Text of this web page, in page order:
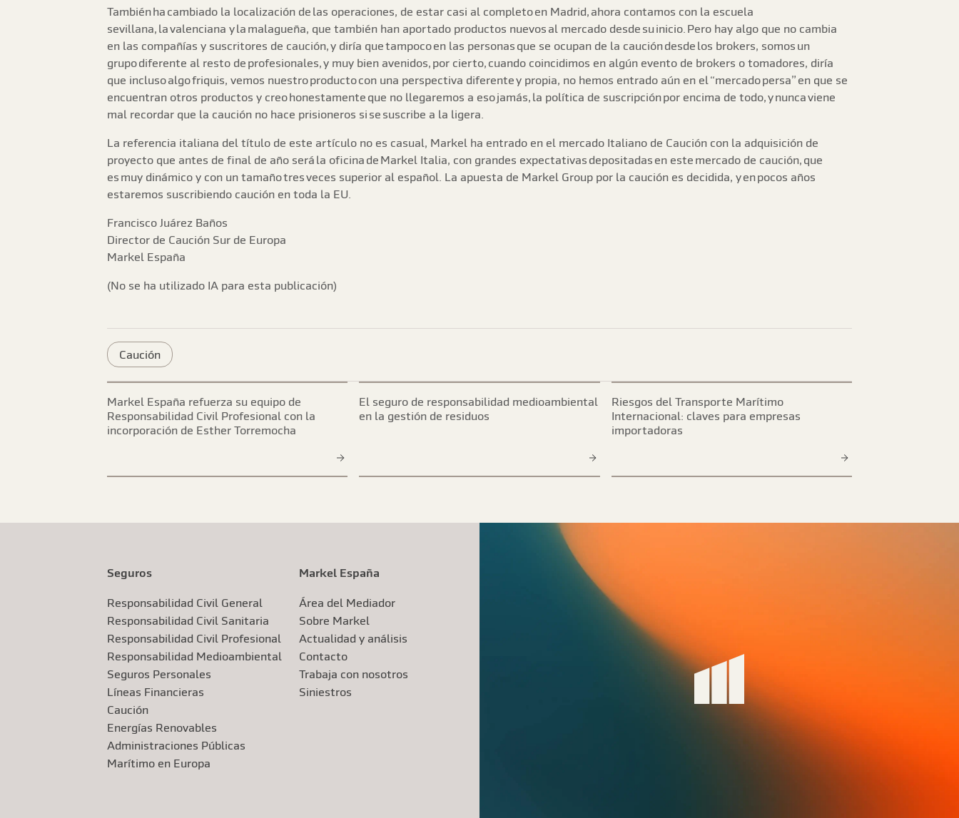
También ha cambiado la localización de las operaciones, de estar casi al completo en Madrid, ahora contamos con la escuela
sevillana, la valenciana y la malagueña, que también han aportado productos nuevos al mercado desde su inicio. Pero hay algo que no cambia
en las compañías y suscritores de caución, y diría que tampoco en las personas que se ocupan de la caución desde los brokers, somos un
grupo diferente al resto de profesionales, y muy bien avenidos, por cierto, cuando coincidimos en algún evento de brokers o tomadores, diría
que incluso algo friquis, vemos nuestro producto con una perspectiva diferente y propia, no hemos entrado aún en el “mercado persa” en que se
encuentran otros productos y creo honestamente que no llegaremos a eso jamás, la política de suscripción por encima de todo, y nunca viene
mal recordar que la caución no hace prisioneros si se suscribe a la ligera.
La referencia italiana del título de este artículo no es casual, Markel ha entrado en el mercado Italiano de Caución con la adquisición de
proyecto que antes de final de año será la oficina de Markel Italia, con grandes expectativas depositadas en este mercado de caución, que
es muy dinámico y con un tamaño tres veces superior al español. La apuesta de Markel Group por la caución es decidida, y en pocos años
estaremos suscribiendo caución en toda la EU.
Francisco Juárez Baños
Director de Caución Sur de Europa
Markel España
(No se ha utilizado IA para esta publicación)
Caución
Markel España refuerza su equipo de
Responsabilidad Civil Profesional con la
incorporación de Esther Torremocha
El seguro de responsabilidad medioambiental
en la gestión de residuos
Riesgos del Transporte Marítimo
Internacional: claves para empresas
importadoras
Seguros
Responsabilidad Civil General
Responsabilidad Civil Sanitaria
Responsabilidad Civil Profesional
Responsabilidad Medioambiental
Seguros Personales
Líneas Financieras
Caución
Energías Renovables
Administraciones Públicas
Marítimo en Europa
Markel España
Área del Mediador
Sobre Markel
Actualidad y análisis
Contacto
Trabaja con nosotros
Siniestros